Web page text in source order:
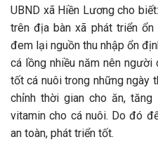
UBND xã Hiền Lương cho
trên địa bàn xã phát triển
đem lại nguồn thu nhập ổn
cá lồng nhiều năm nên
tốt cá nuôi trong những ngày
chỉnh thời gian cho ăn,
vitamin cho cá nuôi. Do đó
an toàn, phát triển tốt.